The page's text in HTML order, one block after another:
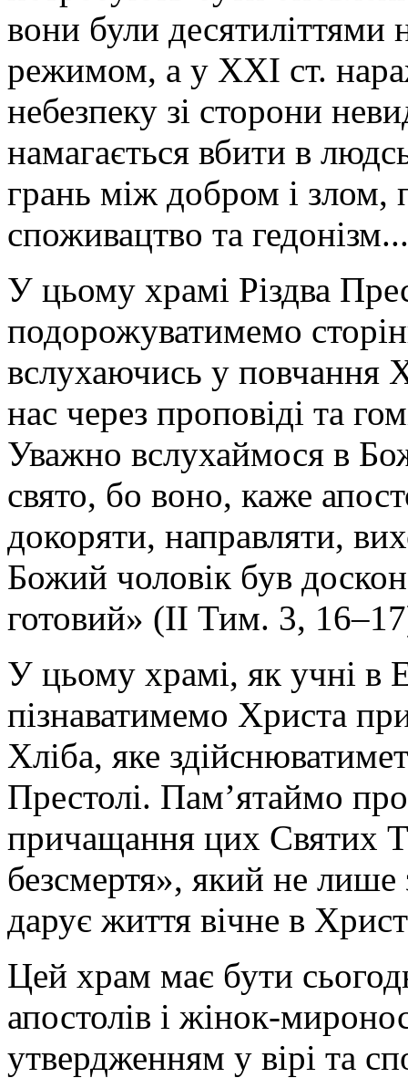
вони були
режимом, а у ХХІ ст.
небезпеку зі сторони
намагається вбити в
грань між добром і злом,
споживацтво та гедонізм...
У цьому храмі Різдва
подорожуватимемо
вслухаючись у повчання
нас через проповіді та
Уважно вслухаймося в
свято, бо воно, каже
докоряти, направляти,
Божий чоловік був
готовий» (ІІ Тим. 3,
У цьому храмі, як учні в
пізнаватимемо Христа
Хліба, яке
Престолі. Пам’ятаймо
причащання цих Святих
безсмертя», який не лише
дарує життя вічне в
Цей храм має бути
апостолів і жінок-
утвердженням у вірі та